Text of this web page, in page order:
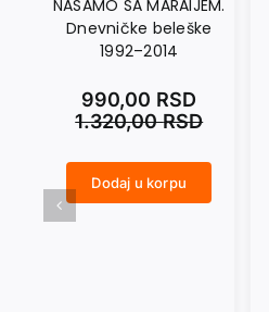
NASAMO SA MARAIJEM.
Dnevničke beleške
1992–2014
1.320,00RSD
990,00 RSD
Dodaj u korpu